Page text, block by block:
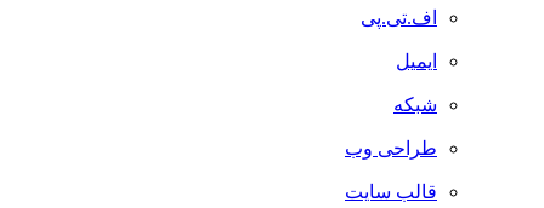
اف.تی.پی
ایمیل
شبکه
طراحی وب
قالب سایت